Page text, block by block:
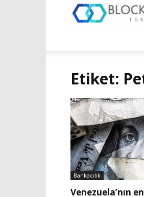
Etiket:
Bankacılık
Venezuela’nın